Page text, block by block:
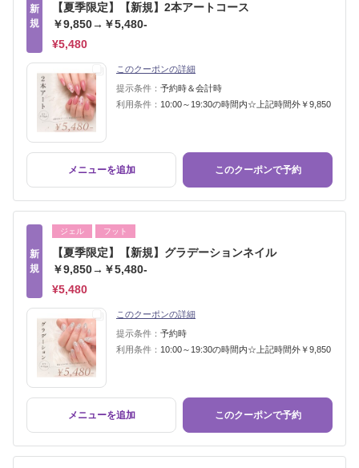
新
規
【夏季限定】【新規】2本アートコース
￥9,850→￥5,480-
¥5,480
このクーポンの詳細
提示条件： 予約時＆会計時
利用条件： 10:00～19:30の時間内☆上記時間外￥9,850
メニューを追加 このクーポンで予約
新
規
ジェル フット
【夏季限定】【新規】グラデーションネイル
￥9,850→￥5,480-
¥5,480
このクーポンの詳細
提示条件： 予約時
利用条件： 10:00～19:30の時間内☆上記時間外￥9,850
メニューを追加 このクーポンで予約